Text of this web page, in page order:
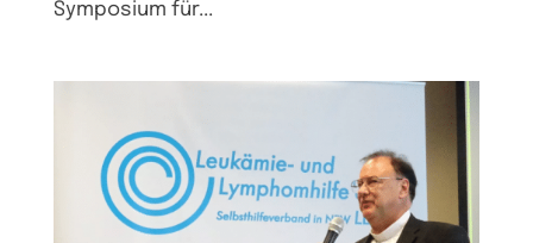
Symposium für...